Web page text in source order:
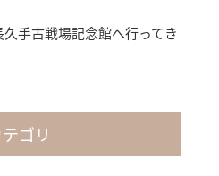
手古戦場記念館へ行ってき
ゴリ